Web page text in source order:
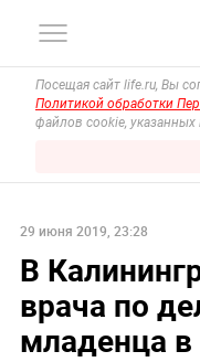
Посещая сайт life.ru, Вы
Политикой обработки
файлов cookie,
29 июня 2019, 23:28
В
врача по
младенца